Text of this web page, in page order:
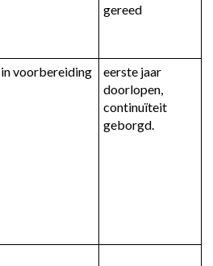
gereed
in voorbereiding
eerste jaar
doorlopen,
continuïteit
geborgd.